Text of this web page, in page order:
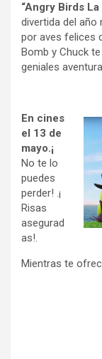
“Angry Birds La
divertida del año
por aves felices
Bomb y Chuck
geniales
En cines
el 13 de
mayo.¡
No te lo
puedes
perder! .¡
Risas
asegurad
as!.
Mientras te